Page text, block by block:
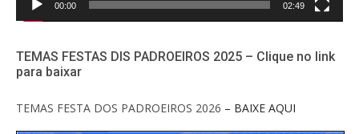
00:00 02:49
TEMAS FESTAS DIS PADROEIROS 2025 – Clique no link
para baixar
TEMAS FESTA DOS PADROEIROS 2026 – BAIXE AQUI